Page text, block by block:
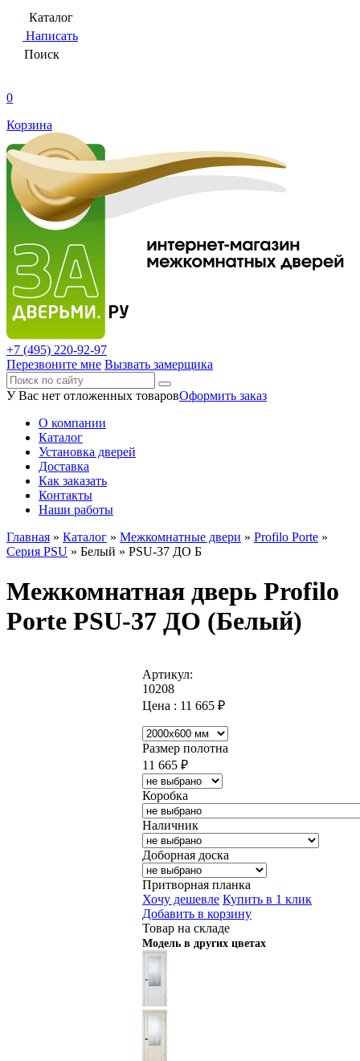
Каталог
Написать
Поиск
0
Корзина
+7 (495) 220-92-97
Перезвоните мне Вызвать замерщика
У Вас нет отложенных товаровОформить заказ
О компании
Каталог
Установка дверей
Доставка
Как заказать
Контакты
Наши работы
Главная » Каталог » Межкомнатные двери » Profilo Porte »
Серия PSU » Белый » PSU-37 ДО Б
Межкомнатная дверь Profilo
Porte PSU-37 ДО (Белый)
Артикул:
10208
Цена : 11 665 ₽
Размер полотна
11 665 ₽
Коробка
Наличник
Доборная доска
Притворная планка
Хочу дешевле Купить в 1 клик
Добавить в корзину
Товар на складе
Модель в других цветах